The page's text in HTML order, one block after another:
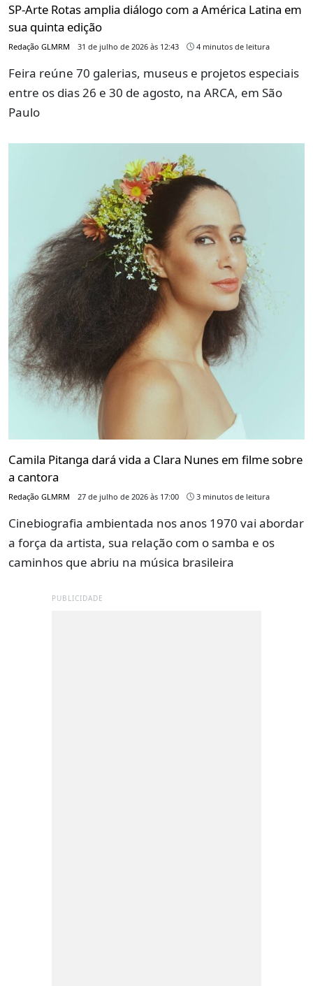
SP-Arte Rotas amplia diálogo com a América Latina em
sua quinta edição
Redação GLMRM 31 de julho de 2026 às 12:43 4 minutos de leitura
Feira reúne 70 galerias, museus e projetos especiais
entre os dias 26 e 30 de agosto, na ARCA, em São
Paulo
Camila Pitanga dará vida a Clara Nunes em filme sobre
a cantora
Redação GLMRM 27 de julho de 2026 às 17:00 3 minutos de leitura
Cinebiografia ambientada nos anos 1970 vai abordar
a força da artista, sua relação com o samba e os
caminhos que abriu na música brasileira
PUBLICIDADE